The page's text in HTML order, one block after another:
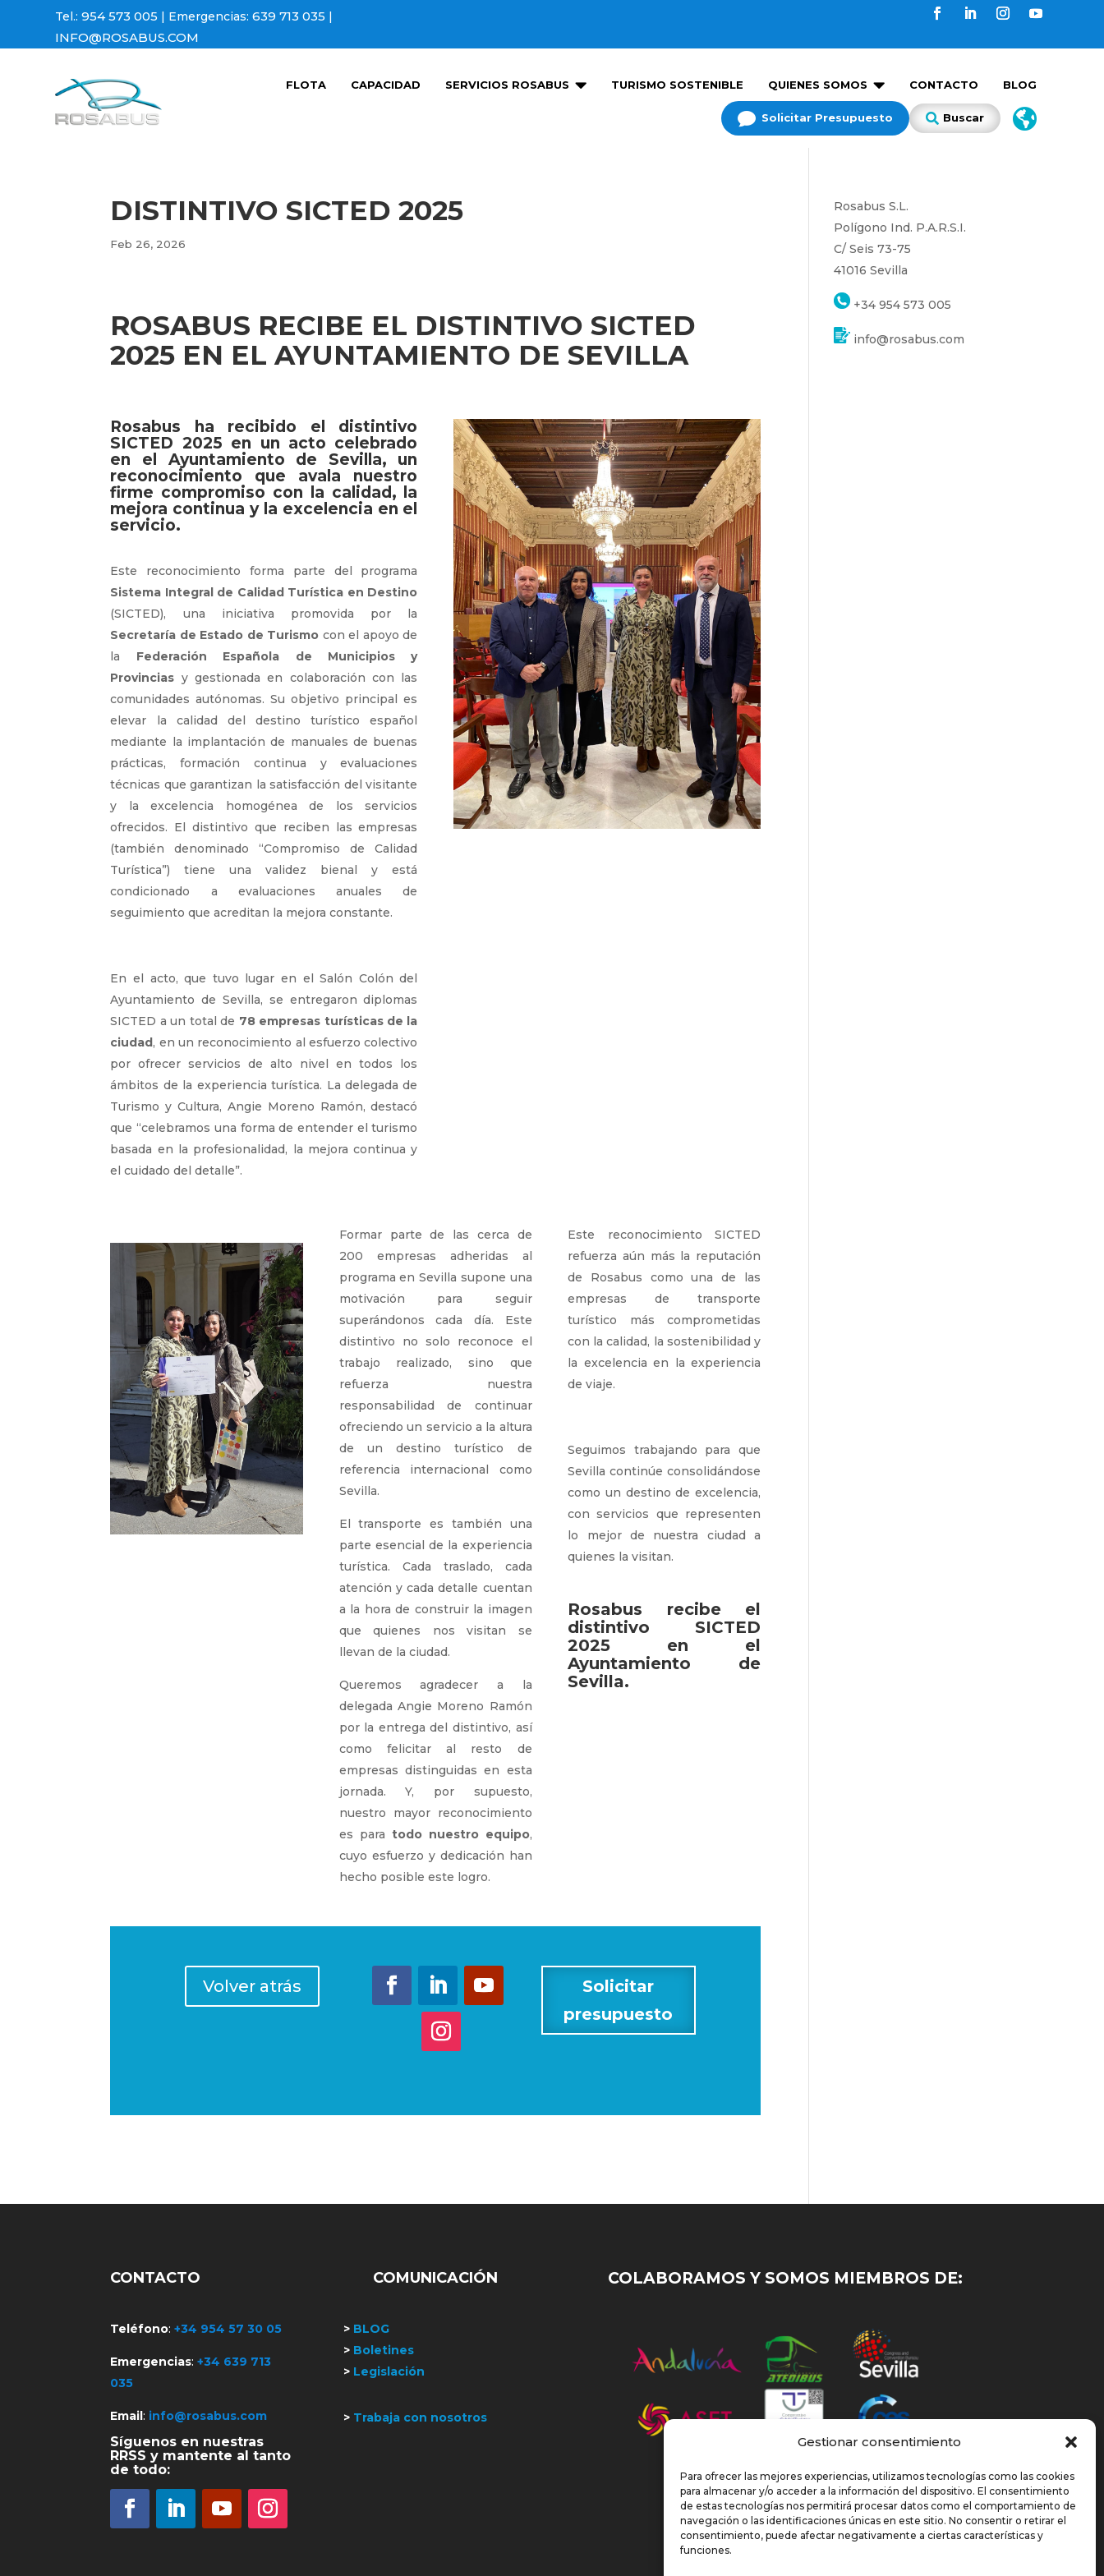
Gestionar consentimiento
Para ofrecer las mejores experiencias, utilizamos tecnologías como las cookies
para almacenar y/o acceder a la información del dispositivo. El consentimiento
de estas tecnologías nos permitirá procesar datos como el comportamiento de
navegación o las identificaciones únicas en este sitio. No consentir o retirar el
consentimiento, puede afectar negativamente a ciertas características y
funciones.
Tel.:954 573 005 | Emergencias:639 713 035 |
INFO@ROSABUS.COM
FLOTA CAPACIDAD 
SERVICIOS ROSABUS TURISMO SOSTENIBLE 
QUIENES SOMOS CONTACTO BLOG
 Solicitar Presupuesto  Buscar 
DISTINTIVO SICTED 2025
Feb 26, 2026
ROSABUS RECIBE EL DISTINTIVO SICTED
2025 EN EL AYUNTAMIENTO DE SEVILLA
Rosabus ha recibido el distintivo
SICTED 2025 en un acto celebrado
en el Ayuntamiento de Sevilla, un
reconocimiento que avala nuestro
firme compromiso con la calidad, la
mejora continua y la excelencia en el
servicio.
Este reconocimiento forma parte del programa
Sistema Integral de Calidad Turística en Destino
(SICTED), una iniciativa promovida por la
Secretaría de Estado de Turismo con el apoyo de
la Federación Española de Municipios y
Provincias y gestionada en colaboración con las
comunidades autónomas. Su objetivo principal es
elevar la calidad del destino turístico español
mediante la implantación de manuales de buenas
prácticas, formación continua y evaluaciones
técnicas que garantizan la satisfacción del visitante
y la excelencia homogénea de los servicios
ofrecidos. El distintivo que reciben las empresas
(también denominado “Compromiso de Calidad
Turística”) tiene una validez bienal y está
condicionado a evaluaciones anuales de
seguimiento que acreditan la mejora constante.
En el acto, que tuvo lugar en el Salón Colón del
Ayuntamiento de Sevilla, se entregaron diplomas
SICTED a un total de 78 empresas turísticas de la
ciudad, en un reconocimiento al esfuerzo colectivo
por ofrecer servicios de alto nivel en todos los
ámbitos de la experiencia turística. La delegada de
Turismo y Cultura, Angie Moreno Ramón, destacó
que “celebramos una forma de entender el turismo
basada en la profesionalidad, la mejora continua y
el cuidado del detalle”.
Formar parte de las cerca de
200 empresas adheridas al
programa en Sevilla supone una
motivación para seguir
superándonos cada día. Este
distintivo no solo reconoce el
trabajo realizado, sino que
refuerza nuestra
responsabilidad de continuar
ofreciendo un servicio a la altura
de un destino turístico de
referencia internacional como
Sevilla.
El transporte es también una
parte esencial de la experiencia
turística. Cada traslado, cada
atención y cada detalle cuentan
a la hora de construir la imagen
que quienes nos visitan se
llevan de la ciudad.
Queremos agradecer a la
delegada Angie Moreno Ramón
por la entrega del distintivo, así
como felicitar al resto de
empresas distinguidas en esta
jornada. Y, por supuesto,
nuestro mayor reconocimiento
es para todo nuestro equipo,
cuyo esfuerzo y dedicación han
hecho posible este logro.
Este reconocimiento SICTED
refuerza aún más la reputación
de Rosabus como una de las
empresas de transporte
turístico más comprometidas
con la calidad, la sostenibilidad y
la excelencia en la experiencia
de viaje.
Seguimos trabajando para que
Sevilla continúe consolidándose
como un destino de excelencia,
con servicios que representen
lo mejor de nuestra ciudad a
quienes la visitan.
Rosabus recibe el
distintivo SICTED
2025 en el
Ayuntamiento de
Sevilla.
Volver atrás
Solicitar
presupuesto
Rosabus S.L.
Polígono Ind. P.A.R.S.I.
C/ Seis 73-75
41016 Sevilla
+34 954 573 005
info@rosabus.com
CONTACTO
Teléfono:+34 954 57 30 05
Emergencias:+34 639 713
035
Email: info@rosabus.com
Síguenos en nuestras
RRSS y mantente al tanto
de todo:
COMUNICACIÓN
>BLOG
>Boletines
>Legislación
>Trabaja con nosotros
COLABORAMOS Y SOMOS MIEMBROS DE: